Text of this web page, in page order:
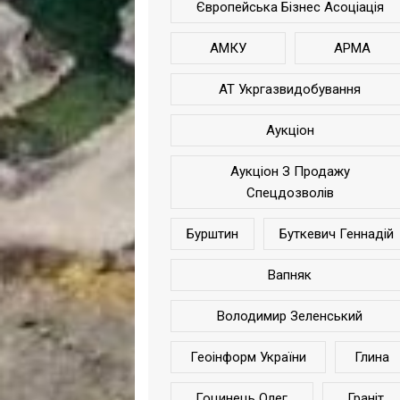
Європейська Бізнес Асоціація
АМКУ АРМА
АТ Укргазвидобування
Аукціон
Аукціон З Продажу
Спецдозволів
Бурштин Буткевич Геннадій
Вапняк
Володимир Зеленський
Геоінформ України Глина